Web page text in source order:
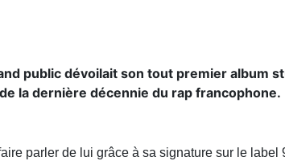
public dévoilait son tout premier album
la dernière décennie du rap francophone.
parler de lui grâce à sa signature sur le